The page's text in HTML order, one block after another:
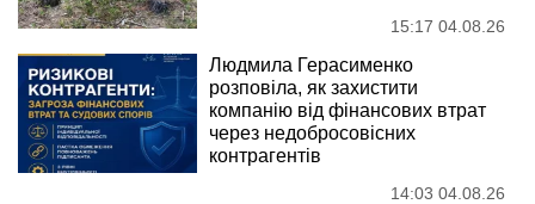
15:17 04.08.26
Людмила Герасименко
розповіла, як захистити
компанію від фінансових втрат
через недобросовісних
контрагентів
14:03 04.08.26